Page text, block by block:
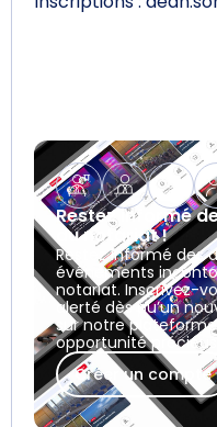
Restez informé
du notariat !
Restez informé des
événements
notariat. Inscrivez-
alerté dès qu’un
sur notre plateforme.
opportunité
Créer un compte